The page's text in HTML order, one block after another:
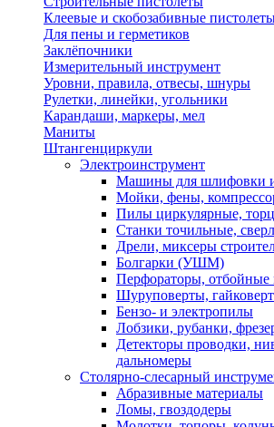
Клеевые и скобозабивные
Для пены и герметиков
Заклёпочники
Измерительный инструмент
Уровни, правила, отвесы, шнуры
Рулетки, линейки, угольники
Карандаши, маркеры, мел
Маниты
Штангенциркули
Электроинструмент
Машины для шлифовки
Мойки, фены,
Пилы циркулярные,
Станки точильные,
Дрели, миксеры
Болгарки (УШМ)
Перфораторы, отбойные
Шуруповерты,
Бензо- и электропилы
Лобзики, рубанки,
Детекторы проводки,
дальномеры
Столярно-слесарный
Абразивные материалы
Ломы, гвоздодеры